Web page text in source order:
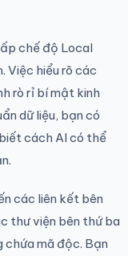
chế độ Local
Việc hiểu rõ các
rò rỉ bí mật kinh
dữ liệu, bạn có
cách AI có thể
các liên kết bên
thư viện bên thứ ba
chứa mã độc. Bạn